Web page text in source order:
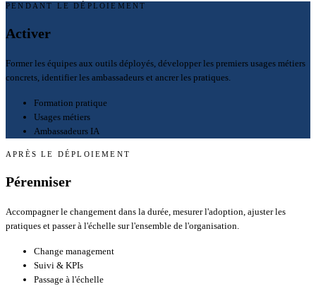
PENDANT LE DÉPLOIEMENT
Activer
Former les équipes aux outils déployés, développer les premiers usages métiers
concrets, identifier les ambassadeurs et ancrer les pratiques.
Formation pratique
Usages métiers
Ambassadeurs IA
APRÈS LE DÉPLOIEMENT
Pérenniser
Accompagner le changement dans la durée, mesurer l'adoption, ajuster les
pratiques et passer à l'échelle sur l'ensemble de l'organisation.
Change management
Suivi & KPIs
Passage à l'échelle